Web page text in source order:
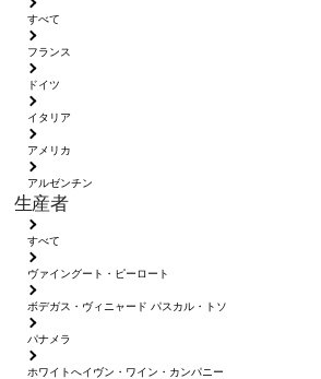
すべて
フランス
ドイツ
イタリア
アメリカ
アルゼンチン
生産者
すべて
ヴァイングート・ピーロート
ボデガス・ヴィニャード パスカル・トソ
パナメラ
ホワイトへイヴン・ワイン・カンパニー